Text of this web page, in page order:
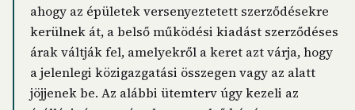
ahogy az épületek versenyeztetett szerződésekre
kerülnek át, a belső működési kiadást szerződéses
árak váltják fel, amelyekről a keret azt várja, hogy
a jelenlegi közigazgatási összegen vagy az alatt
jöjjenek be. Az alábbi ütemterv úgy kezeli az